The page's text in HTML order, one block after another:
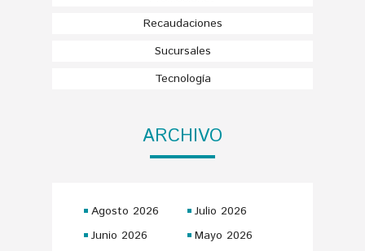
Recaudaciones
Sucursales
Tecnología
ARCHIVO
Agosto 2026
Julio 2026
Junio 2026
Mayo 2026